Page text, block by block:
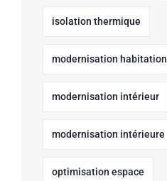
isolation thermique
modernisation habitation
modernisation intérieur
modernisation intérieure
optimisation espace